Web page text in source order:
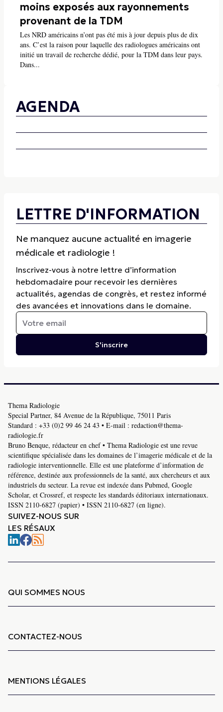
moins exposés aux rayonnements
provenant de la TDM
Les NRD américains n’ont pas été mis à jour depuis plus de dix
ans. C’est la raison pour laquelle des radiologues américains ont
initié un travail de recherche dédié, pour la TDM dans leur pays.
Dans...
AGENDA
LETTRE D'INFORMATION
Ne manquez aucune actualité en imagerie
médicale et radiologie !
Inscrivez-vous à notre lettre d’information
hebdomadaire pour recevoir les dernières
actualités, agendas de congrès, et restez informé
des avancées et innovations dans le domaine.
S'inscrire
Thema Radiologie
Special Partner, 84 Avenue de la République, 75011 Paris
Standard : +33 (0)2 99 46 24 43 • E-mail : redaction@thema-
radiologie.fr
Bruno Benque, rédacteur en chef • Thema Radiologie est une revue
scientifique spécialisée dans les domaines de l’imagerie médicale et de la
radiologie interventionnelle. Elle est une plateforme d’information de
référence, destinée aux professionnels de la santé, aux chercheurs et aux
industriels du secteur. La revue est indexée dans Pubmed, Google
Scholar, et Crossref, et respecte les standards éditoriaux internationaux.
ISSN 2110-6827 (papier) • ISSN 2110-6827 (en ligne).
SUIVEZ-NOUS SUR
LES RÉSAUX
QUI SOMMES NOUS
CONTACTEZ-NOUS
MENTIONS LÉGALES